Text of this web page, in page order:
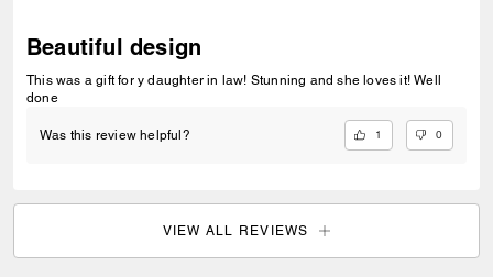
Beautiful design
This was a gift for y daughter in law! Stunning and she loves it! Well
done
Was this review helpful? 1 0
VIEW ALL REVIEWS